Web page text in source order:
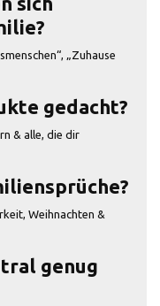
„Zuhause
gedacht?
& alle, die dir
Weihnachten &
genug